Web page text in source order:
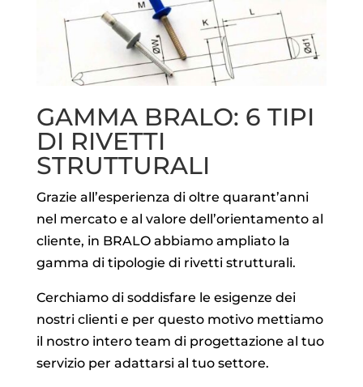
GAMMA BRALO: 6 TIPI
DI RIVETTI
STRUTTURALI
Grazie all’esperienza di oltre quarant’anni
nel mercato e al valore dell’orientamento al
cliente, in BRALO abbiamo ampliato la
gamma di tipologie di rivetti strutturali.
Cerchiamo di soddisfare le esigenze dei
nostri clienti e per questo motivo mettiamo
il nostro intero team di progettazione al tuo
servizio per adattarsi al tuo settore.